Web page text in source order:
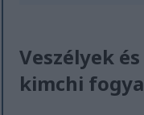
Veszélyek
kimchi